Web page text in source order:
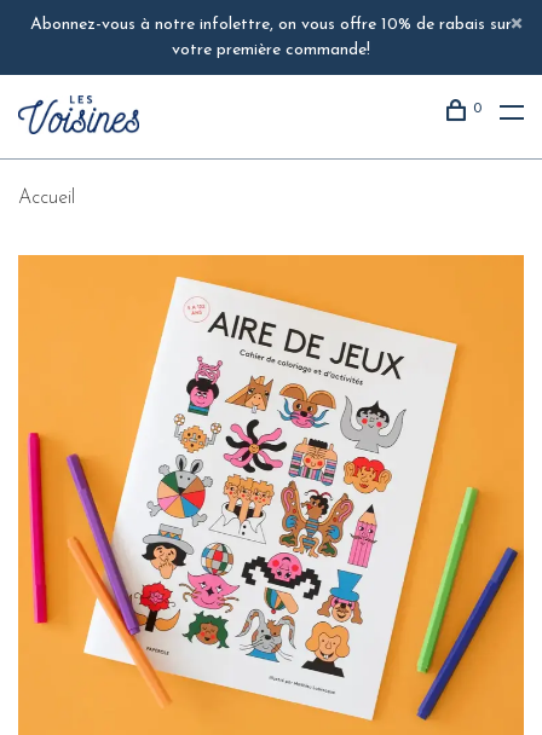
Abonnez-vous à notre infolettre, on vous offre 10% de rabais sur
votre première commande!
0
Accueil